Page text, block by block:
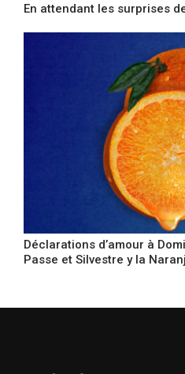
En attendant les surprises
Déclarations d’amour à
Passe et Silvestre y la